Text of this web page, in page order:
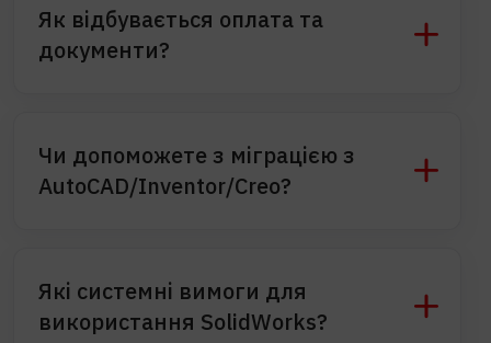
Надішлемо детальне порівняння → отримати підбір
пакета.
Як відбувається оплата та
документи?
Чи допоможете з міграцією з
AutoCAD/Inventor/Creo?
Які системні вимоги для
використання SolidWorks?